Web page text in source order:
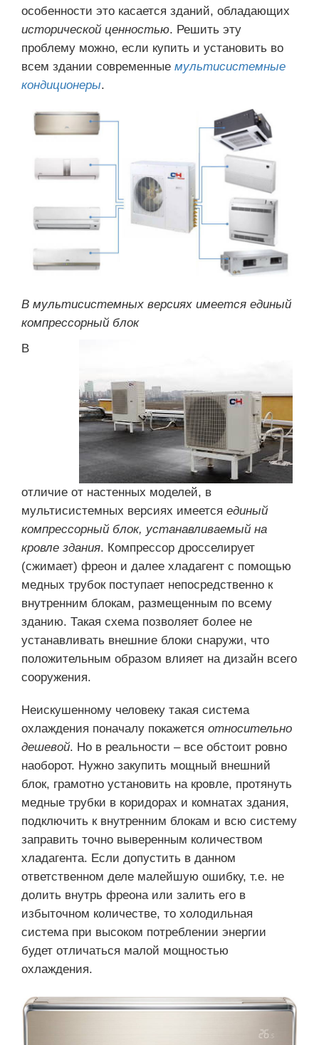
особенности это касается зданий, обладающих
исторической ценностью. Решить эту
проблему можно, если купить и установить во
всем здании современные мультисистемные
кондиционеры.
В мультисистемных версиях имеется единый
компрессорный блок
В
отличие от настенных моделей, в
мультисистемных версиях имеется единый
компрессорный блок, устанавливаемый на
кровле здания. Компрессор дросселирует
(сжимает) фреон и далее хладагент с помощью
медных трубок поступает непосредственно к
внутренним блокам, размещенным по всему
зданию. Такая схема позволяет более не
устанавливать внешние блоки снаружи, что
положительным образом влияет на дизайн всего
сооружения.
Неискушенному человеку такая система
охлаждения поначалу покажется относительно
дешевой. Но в реальности – все обстоит ровно
наоборот. Нужно закупить мощный внешний
блок, грамотно установить на кровле, протянуть
медные трубки в коридорах и комнатах здания,
подключить к внутренним блокам и всю систему
заправить точно выверенным количеством
хладагента. Если допустить в данном
ответственном деле малейшую ошибку, т.е. не
долить внутрь фреона или залить его в
избыточном количестве, то холодильная
система при высоком потреблении энергии
будет отличаться малой мощностью
охлаждения.